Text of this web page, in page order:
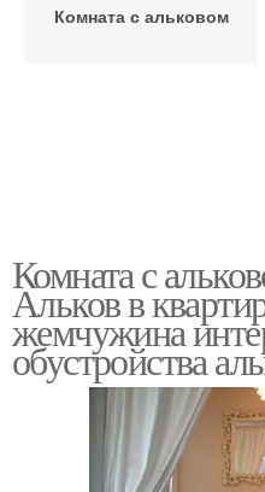
Комната с альковом
Комната с
Альков в
жемчужина
обустройства